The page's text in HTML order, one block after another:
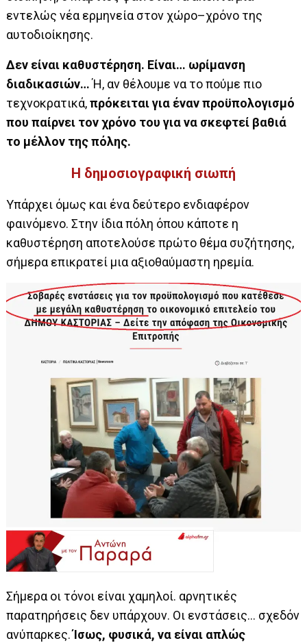
εντελώς νέα ερμηνεία στον χώρο–χρόνο της
αυτοδιοίκησης.
Δεν είναι καθυστέρηση. Είναι… ωρίμανση
διαδικασιών…Ή, αν θέλουμε να το πούμε πιο
τεχνοκρατικά,πρόκειται για έναν προϋπολογισμό
που παίρνει τον χρόνο του για να σκεφτεί βαθιά
το μέλλον της πόλης.
Η δημοσιογραφική σιωπή
Υπάρχει όμως και ένα δεύτερο ενδιαφέρον
φαινόμενο. Στην ίδια πόλη όπου κάποτε η
καθυστέρηση αποτελούσε πρώτο θέμα συζήτησης,
σήμερα επικρατεί μια αξιοθαύμαστη ηρεμία.
Σήμερα οι τόνοι είναι χαμηλοί. αρνητικές
παρατηρήσεις δεν υπάρχουν. Οι ενστάσεις… σχεδόν
ανύπαρκες.Ίσως, φυσικά, να είναι απλώς